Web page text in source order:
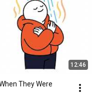
12:46
They Were